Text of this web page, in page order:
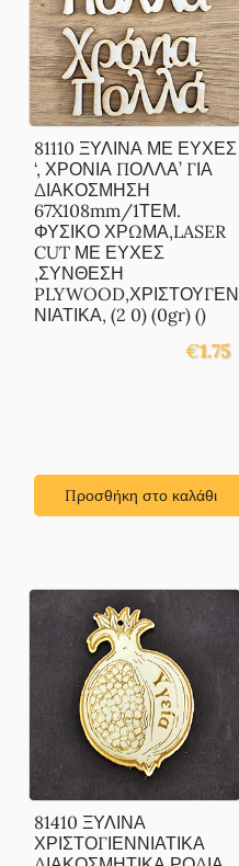
81110 ΞΥΛΙΝΑ ΜΕ ΕΥΧΕΣ
‘, ΧΡΟΝΙΑ ΠΟΛΛΑ’ ΓΙΑ
ΔΙΑΚΟΣΜΗΣΗ
67X108mm/1ΤΕΜ.
ΦΥΣΙΚΟ ΧΡΩΜΑ,LASER
CUT ΜΕ ΕΥΧΕΣ
,ΣΥΝΘΕΣΗ
PLYWOOD,ΧΡΙΣΤΟΥΓΕΝ
ΝΙΑΤΙΚΑ, (2 0) (0gr) ()
€1.75
Προσθήκη στο καλάθι
81410 ΞΥΛΙΝΑ
ΧΡΙΣΤΟΓΙΕΝΝΙΑΤΙΚΑ